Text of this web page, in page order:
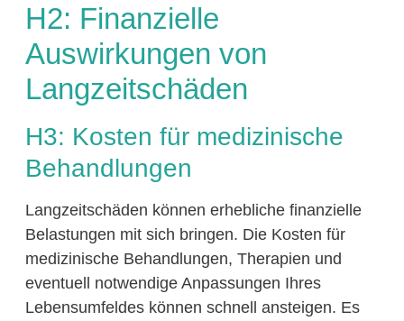
H2: Finanzielle
Auswirkungen von
Langzeitschäden
H3: Kosten für medizinische
Behandlungen
Langzeitschäden können erhebliche finanzielle
Belastungen mit sich bringen. Die Kosten für
medizinische Behandlungen, Therapien und
eventuell notwendige Anpassungen Ihres
Lebensumfeldes können schnell ansteigen. Es